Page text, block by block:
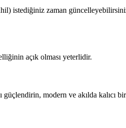
istediğiniz zaman
açık olması yeterlidir.
güçlendirin, modern ve akılda kalıcı